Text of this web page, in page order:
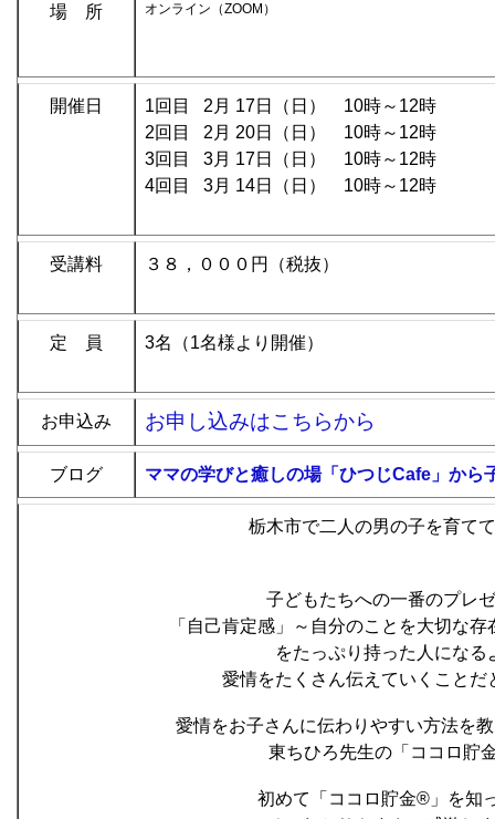
場 所 オンライン（ZOOM）
開催日
1回目 2月 17日（日） 10時～12時
2回目 2月 20日（日） 10時～12時
3回目 3月 17日（日） 10時～12時
4回目 3月 14日（日） 10時～12時
受講料 ３８，０００円（税抜）
定 員 3名（1名様より開催）
お申込み お申し込みはこちらから
ブログ ママの学びと癒しの場「ひつじCafe」から
栃木市で二人の男の子を育て
子どもたちへの一番のプレ
「自己肯定感」～自分のことを大切な
をたっぷり持った人になる
愛情をたくさん伝えていくことだ
愛情をお子さんに伝わりやすい方法を
東ちひろ先生の「ココロ貯
初めて「ココロ貯金®」を知